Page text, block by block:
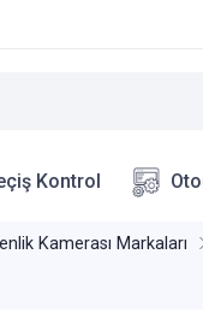
Kontrol
Kamerası Markaları